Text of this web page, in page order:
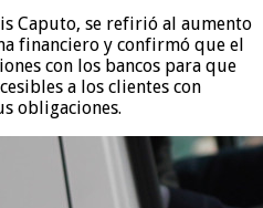
Caputo, se refirió al aumento
financiero y confirmó que el
con los bancos para que
a los clientes con
obligaciones.